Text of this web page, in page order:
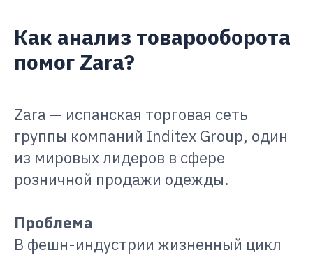
Как анализ товарооборота
помог Zara?
Zara — испанская торговая сеть
группы компаний Inditex Group, один
из мировых лидеров в сфере
розничной продажи одежды.
Проблема
В фешн-индустрии жизненный цикл